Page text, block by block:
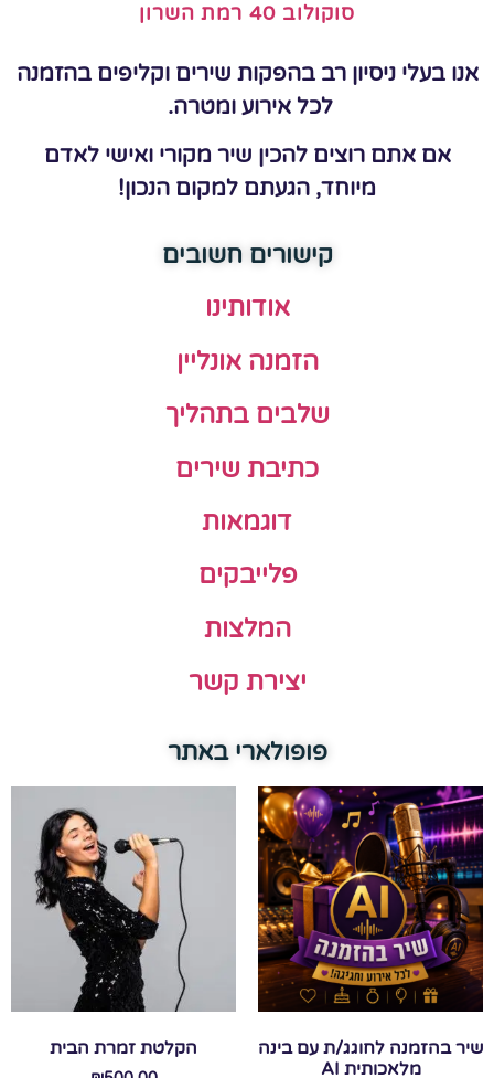
סוקולוב 40 רמת השרון
אנו בעלי ניסיון רב בהפקות שירים וקליפים בהזמנה
לכל אירוע ומטרה.
אם אתם רוצים להכין שיר מקורי ואישי לאדם
מיוחד, הגעתם למקום הנכון!
קישורים חשובים
אודותינו
הזמנה אונליין
שלבים בתהליך
כתיבת שירים
דוגמאות
פלייבקים
המלצות
יצירת קשר
פופולארי באתר
שיר בהזמנה לחוגג/ת עם בינה
מלאכותית AI
הקלטת זמרת הבית